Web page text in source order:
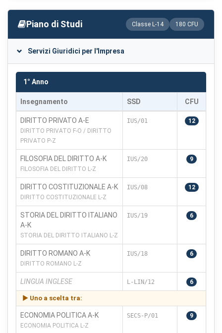
Piano di Studi Classe L-14 180 CFU
Servizi Giuridici per l'Impresa
1° Anno
Insegnamento SSD CFU
DIRITTO PRIVATO A-E
DIRITTO PRIVATO F-O / DIRITTO
PRIVATO P-Z
IUS/01 12
FILOSOFIA DEL DIRITTO A-K
FILOSOFIA DEL DIRITTO L-Z
IUS/20 9
DIRITTO COSTITUZIONALE A-K
DIRITTO COSTITUZIONALE L-Z
IUS/08 12
STORIA DEL DIRITTO ITALIANO
A-K
STORIA DEL DIRITTO ITALIANO L-Z
IUS/19 6
DIRITTO ROMANO A-K
DIRITTO ROMANO L-Z
IUS/18 6
LINGUA INGLESE L-LIN/12 6
► Uno a scelta tra:
ECONOMIA POLITICA A-K
ECONOMIA POLITICA L-Z
SECS-P/01 9